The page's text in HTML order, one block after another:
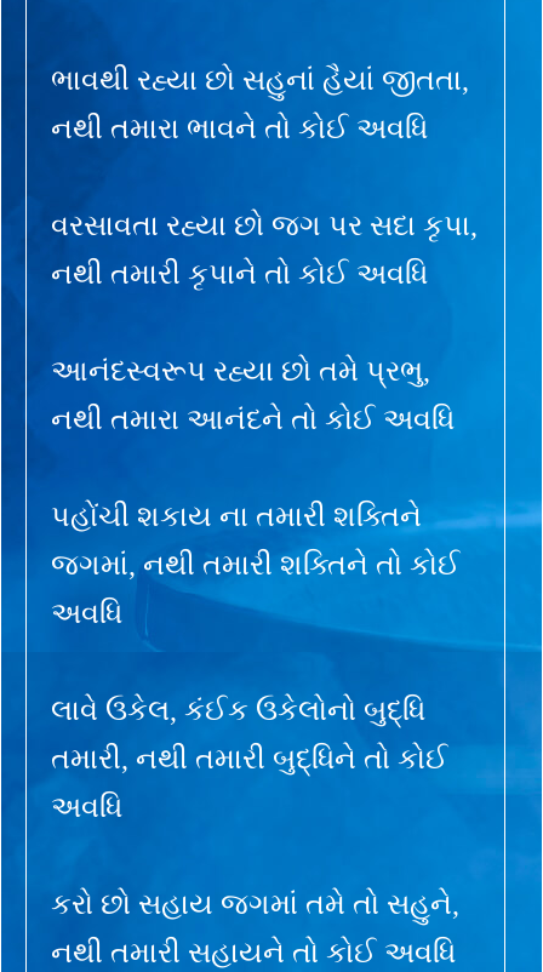
ભાવથી રહ્યા છો સહુનાં હૈયાં જીતતા,
નથી તમારા ભાવને તો કોઈ અવધિ
વરસાવતા રહ્યા છો જગ પર સદા કૃપા,
નથી તમારી કૃપાને તો કોઈ અવધિ
આનંદસ્વરૂપ રહ્યા છો તમે પ્રભુ,
નથી તમારા આનંદને તો કોઈ અવધિ
પહોંચી શકાય ના તમારી શક્તિને
જગમાં, નથી તમારી શક્તિને તો કોઈ
અવધિ
લાવે ઉકેલ, કંઈક ઉકેલોનો બુદ્ધિ
તમારી, નથી તમારી બુદ્ધિને તો કોઈ
અવધિ
કરો છો સહાય જગમાં તમે તો સહુને,
નથી તમારી સહાયને તો કોઈ અવધિ